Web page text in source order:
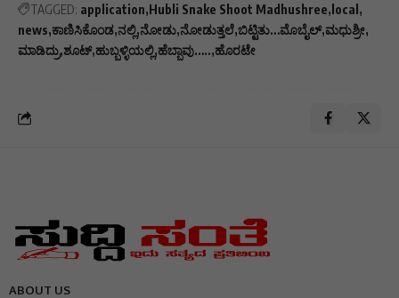
TAGGED: application Hubli Snake Shoot Madhushree local
news ಕಾಣಿಸಿಕೊಂಡ ನಲ್ಲಿ ನೋಡು ನೋಡುತ್ತಲೆ ಬಿಟ್ಟಿತು…ಮೊಬೈಲ್ ಮಧುಶ್ರೀ
ಮಾಡಿದ್ರು ಶೂಟ್‌ ಹುಬ್ಬಳ್ಳಿಯಲ್ಲಿ ಹೆಬ್ಬಾವು….. ಹೊರಟೇ
ABOUT US